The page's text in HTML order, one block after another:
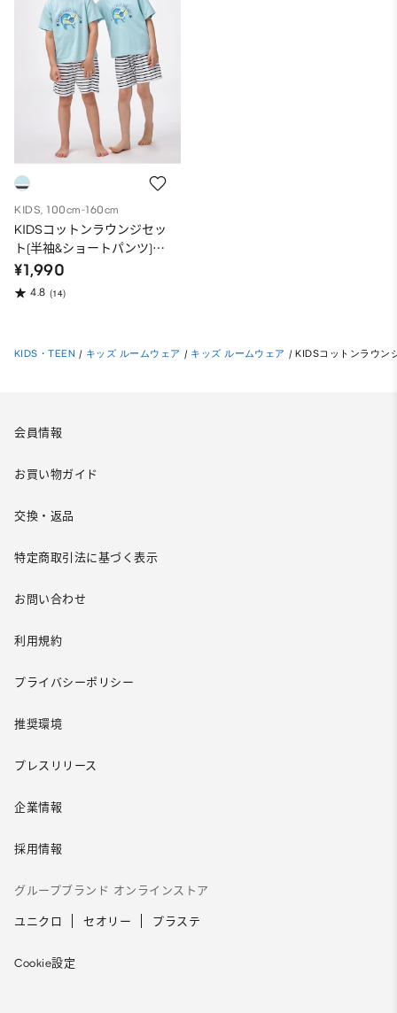
KIDS, 100cm-160cm
KIDSコットンラウンジセッ
ト(半袖&ショートパンツ)
Pokemon
¥1,990
4.8 (14)
KIDS・TEEN / キッズ ルームウェア / キッズ ルームウェア / KIDSコットンラウン
会員情報
お買い物ガイド
交換・返品
特定商取引法に基づく表示
お問い合わせ
利用規約
プライバシーポリシー
推奨環境
プレスリリース
企業情報
採用情報
グループブランド オンラインストア
ユニクロ セオリー プラステ
Cookie設定